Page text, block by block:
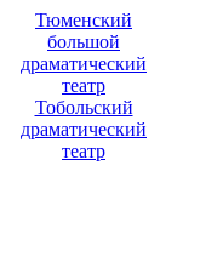
Тюменский
большой
драматический
театр
Тобольский
драматический
театр